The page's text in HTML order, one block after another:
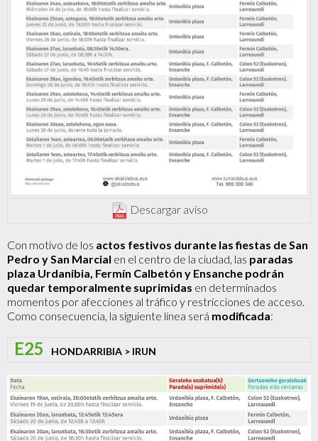
Descargar aviso
Con motivo de los actos festivos durante las fiestas de San
Pedro y San Marcial en el centro de la ciudad, las paradas
plaza Urdanibia, Fermín Calbetón y Ensanche podrán
quedar temporalmente suprimidas en determinados
momentos por afecciones al tráfico y restricciones de acceso.
Como consecuencia, la siguiente línea será modificada:
E25 HONDARRIBIA > IRUN